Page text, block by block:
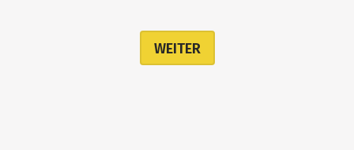
WEITER